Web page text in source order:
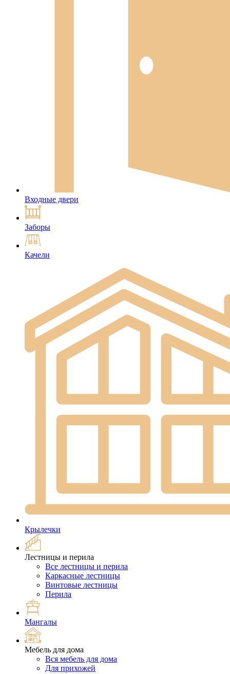
Входные двери
Заборы
Качели
Крылечки
Лестницы и перила
Все лестницы и перила
Каркасные лестницы
Винтовые лестницы
Перила
Мангалы
Мебель для дома
Вся мебель для дома
Для прихожей